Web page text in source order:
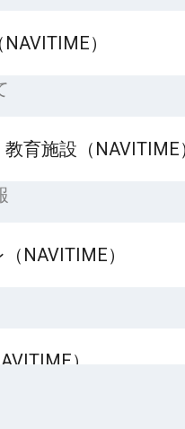
）
教育施設（NAVITIME
NAVITIME）
）